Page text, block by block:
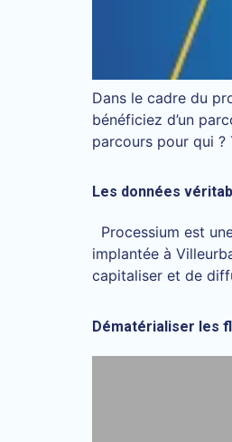
Dans le cadre du
bénéficiez d’un
parcours pour qui
Les données
Processium est
implantée à
capitaliser et de
Dématérialiser les